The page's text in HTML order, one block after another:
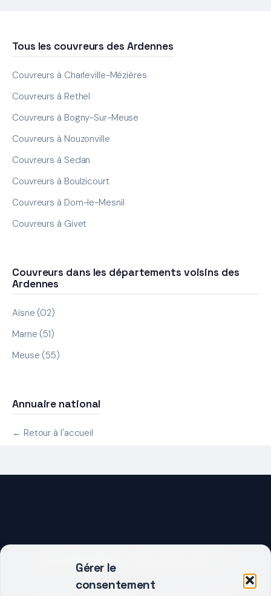
Gérer le
consentement
Tous les couvreurs des Ardennes
Couvreurs à Charleville-Mézières
Couvreurs à Rethel
Couvreurs à Bogny-Sur-Meuse
Couvreurs à Nouzonville
Couvreurs à Sedan
Couvreurs à Boulzicourt
Couvreurs à Dom-le-Mesnil
Couvreurs à Givet
Couvreurs dans les départements voisins des
Ardennes
Aisne (02)
Marne (51)
Meuse (55)
Annuaire national
← Retour à l'accueil
DEMARRER UN PROJET ?
Décrivez votre besoin, trouvez le bon pro.